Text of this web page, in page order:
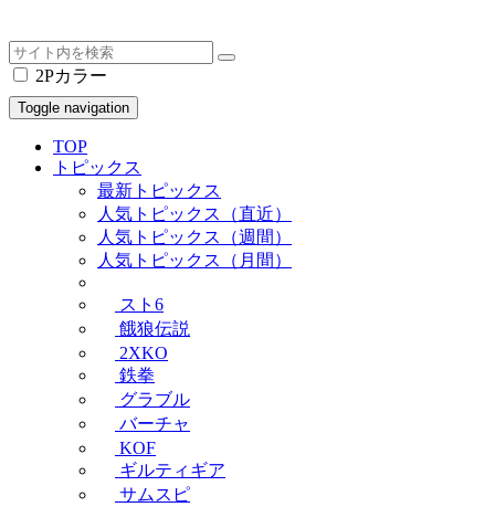
2Pカラー
Toggle navigation
TOP
トピックス
最新トピックス
人気トピックス（直近）
人気トピックス（週間）
人気トピックス（月間）
スト6
餓狼伝説
2XKO
鉄拳
グラブル
バーチャ
KOF
ギルティギア
サムスピ